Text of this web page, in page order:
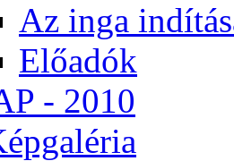
Az in­ga
Elő­adók
- 2010